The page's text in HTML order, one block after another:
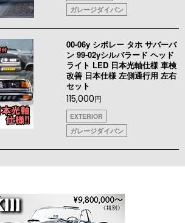
ガレージダイバン
00-06y シボレー タホ サバーバ
ン 99-02yシルバラード ヘッド
ライト LED 日本光軸仕様 車検
改善 日本仕様 左側通行用 左右
セット
115,000円
EXTERIOR
ガレージダイバン